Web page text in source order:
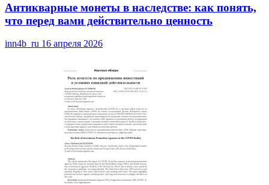
Антикварные монеты в наследстве: как понять,
что перед вами действительно ценность
inn4b_ru 16 апреля 2026